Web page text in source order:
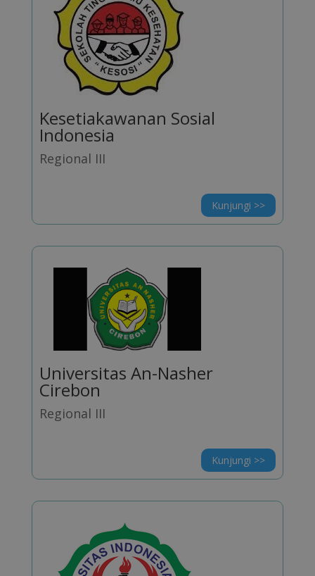
Kesetiakawanan Sosial
Indonesia
Regional III
Kunjungi >>
Universitas An-Nasher
Cirebon
Regional III
Kunjungi >>